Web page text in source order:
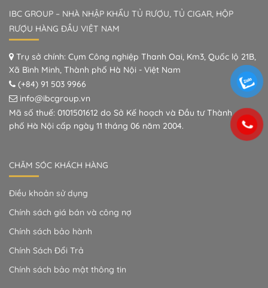
IBC GROUP – NHÀ NHẬP KHẨU TỦ RƯỢU, TỦ CIGAR, HỘP
RƯỢU HÀNG ĐẦU VIỆT NAM
Trụ sở chính: Cụm Công nghiệp Thanh Oai, Km3, Quốc lộ 21B,
Xã Bình Minh, Thành phố Hà Nội - Việt Nam
(+84) 91 503 9966
info@ibcgroup.vn
Mã số thuế: 0101501612 do Sở Kế hoạch và Đầu tư Thành
phố Hà Nội cấp ngày 11 tháng 06 năm 2004.
CHĂM SÓC KHÁCH HÀNG
Điều khoản sử dụng
Chính sách giá bán và công nợ
Chính sách bảo hành
Chính Sách Đổi Trả
Chính sách bảo mật thông tin